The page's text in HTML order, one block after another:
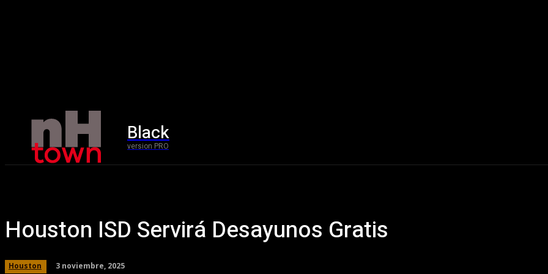
Black
version PRO
Houston ISD Servirá Desayunos Gratis
Houston 3 noviembre, 2025